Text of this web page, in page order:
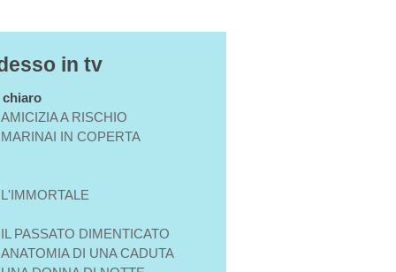
in tv
AMICIZIA A RISCHIO
MARINAI IN COPERTA
L'IMMORTALE
IL PASSATO DIMENTICATO
ANATOMIA DI UNA CADUTA